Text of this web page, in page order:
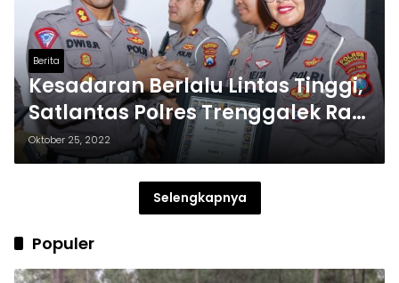
Berita
Kesadaran Berlalu Lintas Tinggi,
Satlantas Polres Trenggalek Raih
Juara 1 KTL Polda Jatim
Oktober 25, 2022
Selengkapnya
Populer